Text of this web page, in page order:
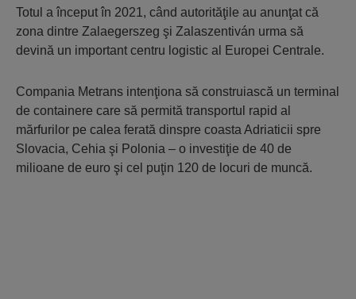
Totul a început în 2021, când autorităţile au anunţat că
zona dintre Zalaegerszeg şi Zalaszentiván urma să
devină un important centru logistic al Europei Centrale.
Compania Metrans intenţiona să construiască un terminal
de containere care să permită transportul rapid al
mărfurilor pe calea ferată dinspre coasta Adriaticii spre
Slovacia, Cehia şi Polonia – o investiţie de 40 de
milioane de euro şi cel puţin 120 de locuri de muncă.